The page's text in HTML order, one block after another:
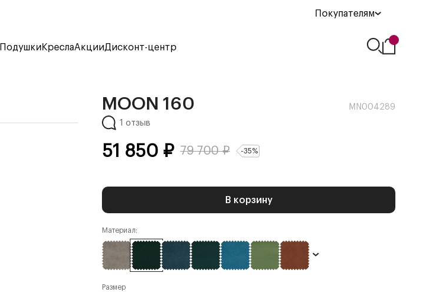
Покупателям
ПодушкиКреслаАкцииДисконт-центр
MOON 160 MN004289
1 отзыв
51 850 ₽ 79 700₽ -35%
В корзину
Материал:
Размер